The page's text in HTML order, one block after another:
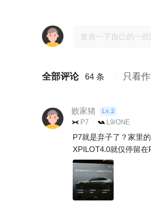
全部评论 64 条 只看
败家猪 Lv.2
P7 L9/ONE
P7就是弃子了？家里
XPILOT4.0就仅停留在